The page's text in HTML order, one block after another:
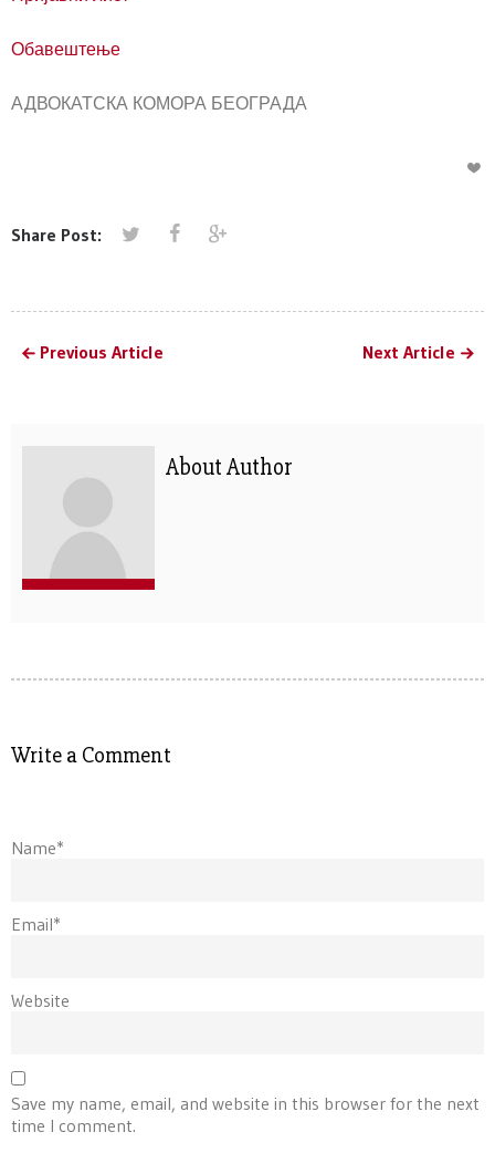
Обавештење
АДВОКАТСКА КОМОРА БЕОГРАДА
Share Post:
Previous Article Next Article
About Author
Write a Comment
Name*
Email*
Website
Save my name, email, and website in this browser for the next
time I comment.